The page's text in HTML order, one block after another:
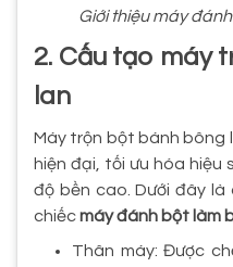
Giới thiệu máy
2. Cấu tạo máy
lan
Máy trộn bột bánh bông
hiện đại, tối ưu hóa
độ bền cao. Dưới đây
chiếcmáy đánh bột làm
Thân máy: Được